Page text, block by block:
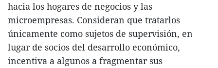
hacia los hogares de negocios y las
microempresas. Consideran que tratarlos
únicamente como sujetos de supervisión, en
lugar de socios del desarrollo económico,
incentiva a algunos a fragmentar sus